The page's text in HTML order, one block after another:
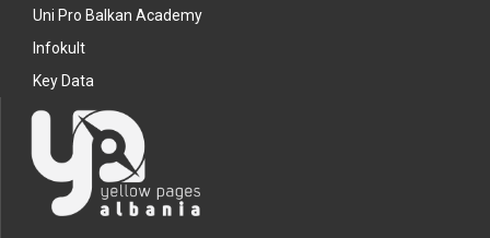
Uni Pro Balkan Academy
Infokult
Key Data